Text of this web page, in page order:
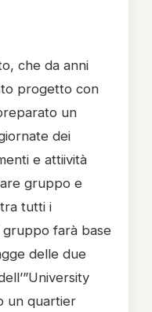
che da anni
progetto con
un
dei
e attiività
gruppo e
tutti i
farà base
delle due
un quartier